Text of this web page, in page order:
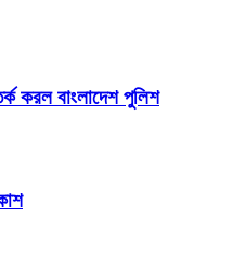
করল বাংলাদেশ পুলিশ